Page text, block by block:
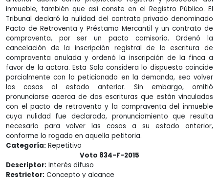
inmueble, también que así conste en el Registro Público. El
Tribunal declaró la nulidad del contrato privado denominado
Pacto de Retroventa y Préstamo Mercantil y un contrato de
compraventa, por ser un pacto comisorio. Ordenó la
cancelación de la inscripción registral de la escritura de
compraventa anulada y ordenó la inscripción de la finca a
favor de la actora. Esta Sala considera lo dispuesto coincide
parcialmente con lo peticionado en la demanda, sea volver
las cosas al estado anterior. Sin embargo, omitió
pronunciarse acerca de dos escrituras que están vinculadas
con el pacto de retroventa y la compraventa del inmueble
cuya nulidad fue declarada, pronunciamiento que resulta
necesario para volver las cosas a su estado anterior,
conforme lo rogado en aquella petitoria.
Categoría: Repetitivo
Voto 834-F-2015
Descriptor: Interés difuso
Restrictor: Concepto y alcance